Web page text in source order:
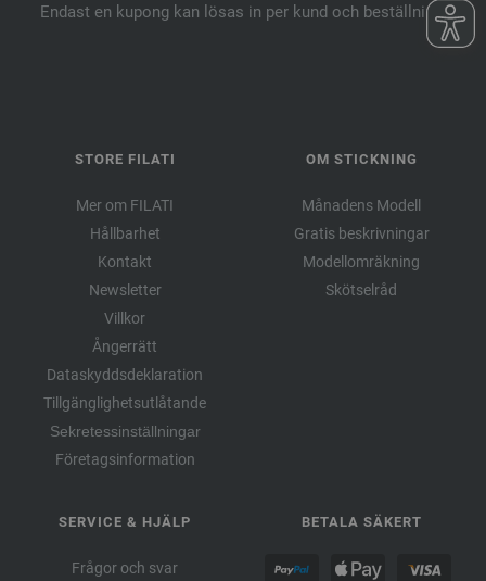
Endast en kupong kan lösas in per kund och beställning.
STORE FILATI
Mer om FILATI
Hållbarhet
Kontakt
Newsletter
Villkor
Ångerrätt
Dataskyddsdeklaration
Tillgänglighetsutlåtande
Sekretessinställningar
Företagsinformation
OM STICKNING
Månadens Modell
Gratis beskrivningar
Modellomräkning
Skötselråd
SERVICE & HJÄLP
Frågor och svar
BETALA SÄKERT